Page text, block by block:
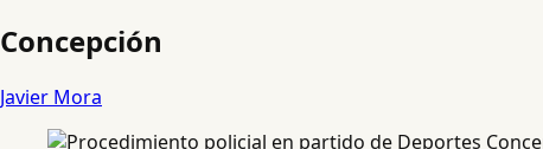
Concepción
Javier Mora